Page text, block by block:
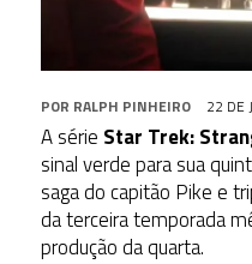
POR RALPH PINHEIRO 22 DE
A série Star Trek:
sinal verde para sua
saga do capitão Pike e
da terceira temporada
produção da quarta.